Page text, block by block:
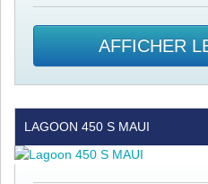
AFFICHER
450
S
LAGOON 450 S MAUI